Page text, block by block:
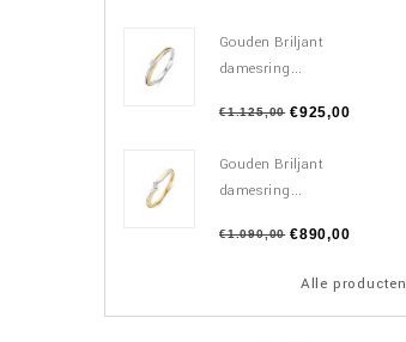
Gouden Briljant
damesring...
€1.125,00 €925,00
Gouden Briljant
damesring...
€1.090,00 €890,00
Alle producten